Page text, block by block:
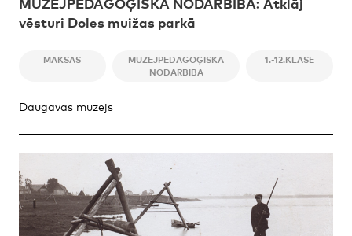
vēsturi Doles muižas parkā
MAKSAS
MUZEJPEDAGOĢISKA
NODARBĪBA
1.-12.KLASE
Daugavas muzejs